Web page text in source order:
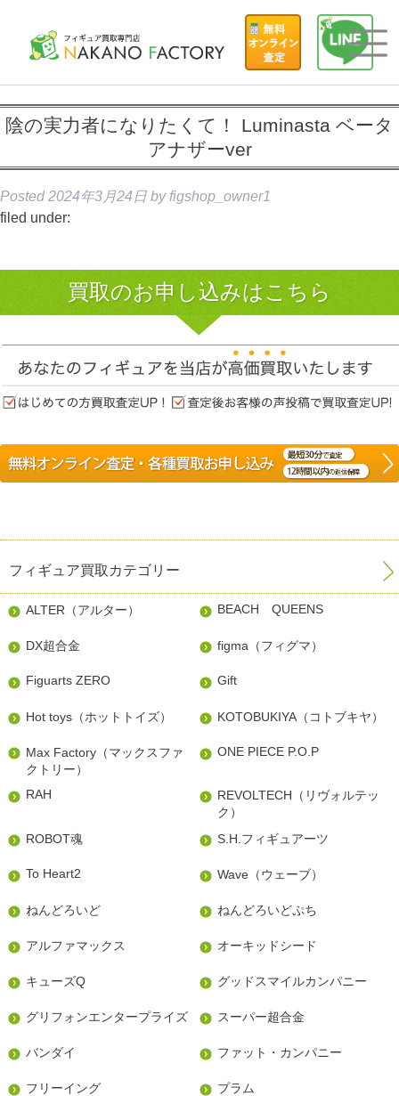
陰の実力者になりたくて！ Luminasta ベータ
アナザーver
Posted 2024年3月24日 by figshop_owner1
filed under:
買取のお申し込みはこちら
フィギュア買取カテゴリー
ALTER（アルター） BEACH QUEENS
DX超合金 figma（フィグマ）
Figuarts ZERO Gift
Hot toys（ホットトイズ） KOTOBUKIYA（コトブキヤ）
Max Factory（マックスファ
クトリー）
ONE PIECE P.O.P
RAH
REVOLTECH（リヴォルテッ
ク）
ROBOT魂
S.H.フィギュアーツ
To Heart2 Wave（ウェーブ）
ねんどろいど ねんどろいどぷち
アルファマックス オーキッドシード
キューズQ グッドスマイルカンパニー
グリフォンエンタープライズ スーパー超合金
バンダイ ファット・カンパニー
フリーイング プラム